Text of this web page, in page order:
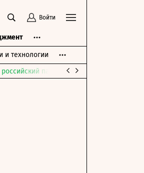
Войти
и технологии
парламент